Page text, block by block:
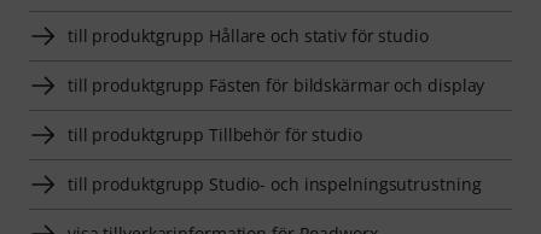
till produktgrupp Hållare och stativ för studio
till produktgrupp Fästen för bildskärmar och display
till produktgrupp Tillbehör för studio
till produktgrupp Studio- och inspelningsutrustning